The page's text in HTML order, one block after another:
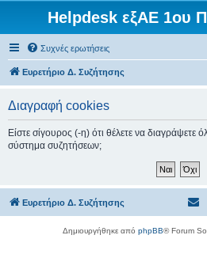
Helpdesk εξΑΕ 1ου
Συχνές ερωτήσεις
Ευρετήριο Δ. Συζήτησης
Διαγραφή cookies
Είστε σίγουρος (-η) ότι θέλετε να
σύστημα συζητήσεων;
Ευρετήριο Δ. Συζήτησης
Δημιουργήθηκε από phpBB® Forum